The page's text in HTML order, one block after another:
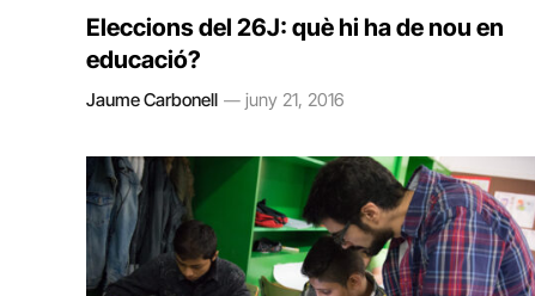
Eleccions del 26J: què hi ha de nou en
educació?
Jaume Carbonell juny 21, 2016